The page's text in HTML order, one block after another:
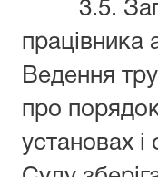
3.5.
працівника
Ведення
про
установах і